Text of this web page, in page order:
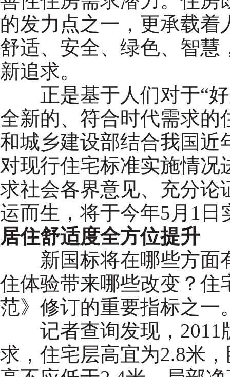
的发力点之一，更承载
舒适、安全、绿色、智慧
新追求。
正是基于人们对于“好
全新的、符合时代需求的
和城乡建设部结合我国近
对现行住宅标准实施情
求社会各界意见、充分论
运而生，将于今年5月1日
居住舒适度全方位提升
新国标将在哪些方面
住体验带来哪些改变？住
范》修订的重要指标之一
记者查询发现，2011
求，住宅层高宜为2.8米